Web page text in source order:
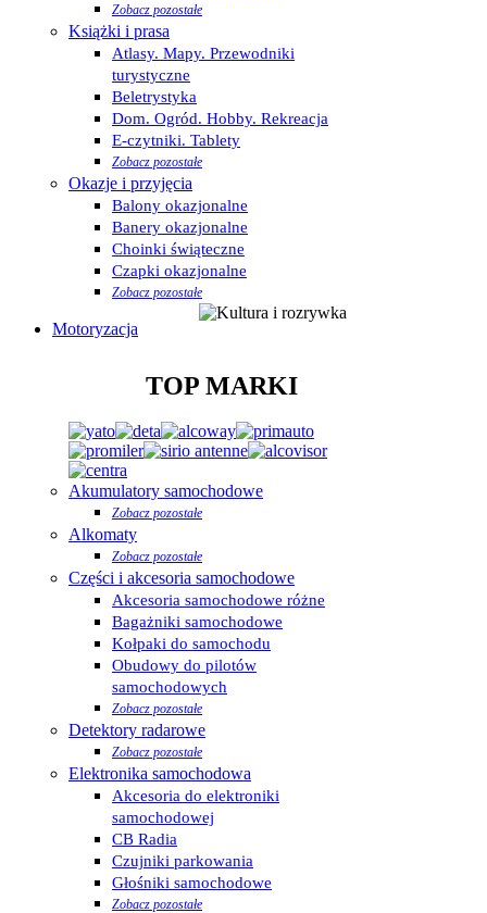
Zobacz pozostałe
Książki i prasa
Atlasy. Mapy. Przewodniki
turystyczne
Beletrystyka
Dom. Ogród. Hobby. Rekreacja
E-czytniki. Tablety
Zobacz pozostałe
Okazje i przyjęcia
Balony okazjonalne
Banery okazjonalne
Choinki świąteczne
Czapki okazjonalne
Zobacz pozostałe
Motoryzacja
TOP MARKI
Akumulatory samochodowe
Zobacz pozostałe
Alkomaty
Zobacz pozostałe
Części i akcesoria samochodowe
Akcesoria samochodowe różne
Bagażniki samochodowe
Kołpaki do samochodu
Obudowy do pilotów
samochodowych
Zobacz pozostałe
Detektory radarowe
Zobacz pozostałe
Elektronika samochodowa
Akcesoria do elektroniki
samochodowej
CB Radia
Czujniki parkowania
Głośniki samochodowe
Zobacz pozostałe